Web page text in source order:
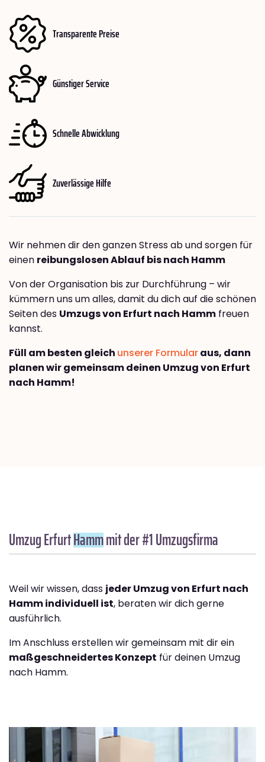
Transparente Preise
Günstiger Service
Schnelle Abwicklung
Zuverlässige Hilfe
Wir nehmen dir den ganzen Stress ab und sorgen für
einen reibungslosen Ablauf bis nach Hamm
Von der Organisation bis zur Durchführung – wir
kümmern uns um alles, damit du dich auf die schönen
Seiten des Umzugs von Erfurt nach Hamm freuen
kannst.
Füll am besten gleich unserer Formularaus, dann
planen wir gemeinsam deinen Umzug von Erfurt
nach Hamm!
Umzug ErfurtHammmit der #1 Umzugsfirma
Weil wir wissen, dass jeder Umzug von Erfurt nach
Hamm individuell ist, beraten wir dich gerne
ausführlich.
Im Anschluss erstellen wir gemeinsam mit dir ein
maßgeschneidertes Konzept für deinen Umzug
nach Hamm.